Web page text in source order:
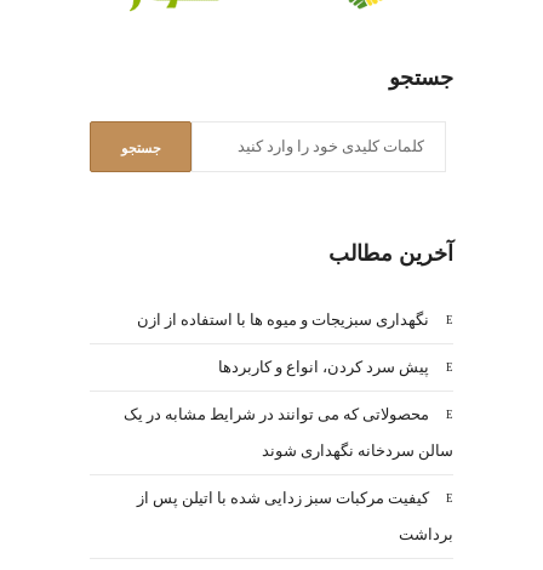
جستجو
آخرین مطالب
نگهداری سبزیجات و میوه ها با استفاده از ازن
پیش سرد کردن، انواع و کاربردها
محصولاتی که می توانند در شرایط مشابه در یک
سالن سردخانه نگهداری شوند
کیفیت مرکبات سبز زدایی شده با اتیلن پس از
برداشت